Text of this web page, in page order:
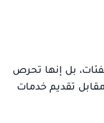
بل إنها تحرص
تقديم خدمات